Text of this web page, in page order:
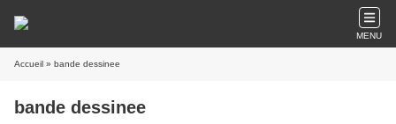
MENU
Accueil » bande dessinee
bande dessinee